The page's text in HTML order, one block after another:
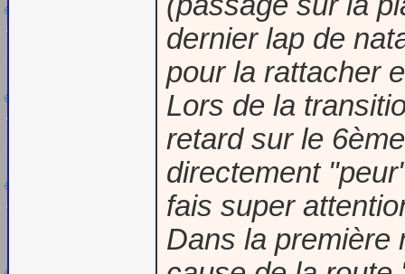
dernier lap de
pour la rattacher
Lors de la
retard sur le
directement
fais super
Dans la première